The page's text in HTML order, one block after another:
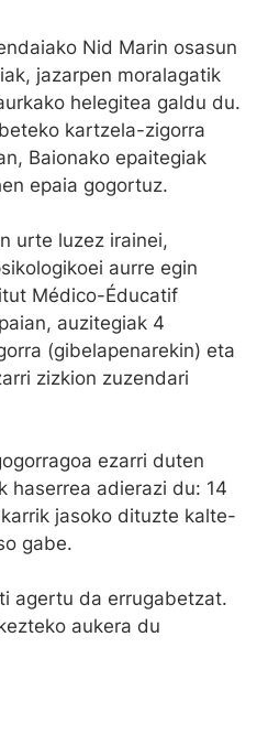
Nid Marin osasun
jazarpen moralagatik
helegitea galdu du.
kartzela-zigorra
Baionako epaitegiak
epaia gogortuz.
urte luzez irainei,
aurre egin
Médico-Éducatif
auzitegiak 4
(gibelapenarekin) eta
zizkion zuzendari
ezarri duten
haserrea adierazi du: 14
jasoko dituzte kalte-
gabe.
agertu da errugabetzat.
aukera du